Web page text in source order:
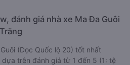
đánh giá nhà xe Ma Đa Guôi
(Dọc Quốc lộ 20) tốt nhất
trên đánh giá từ 1 đến 5 (1: tệ